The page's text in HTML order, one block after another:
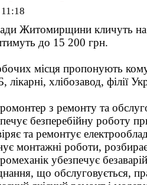
11:18
Житомирщини кличуть на
до 15 200 грн.
місця пропонують
хлібозавод, філії
з ремонту та
безперебійну роботу
та ремонтує
монтажні роботи,
убезпечує
що обслуговується,